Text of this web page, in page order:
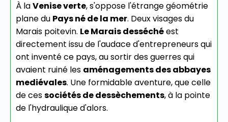
À laVenise verte, s'oppose l'étrange géométrie
plane du Pays né de la mer. Deux visages du
Marais poitevin. Le Marais desséchéest
directement issu de l'audace d'entrepreneurs qui
ont inventé ce pays, au sortir des guerres qui
avaient ruiné les aménagements des abbayes
mediévales. Une formidable aventure, que celle
de cessociétés de dessèchements, à la pointe
de l'hydraulique d'alors.